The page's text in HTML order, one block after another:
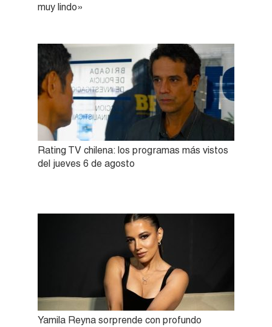
muy lindo»
Rating TV chilena: los programas más vistos
del jueves 6 de agosto
Yamila Reyna sorprende con profundo